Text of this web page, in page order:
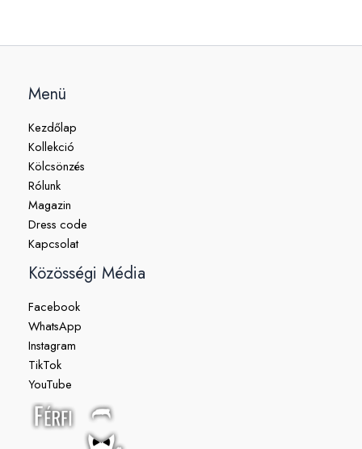
Menü
Kezdőlap
Kollekció
Kölcsönzés
Rólunk
Magazin
Dress code
Kapcsolat
Közösségi Média
Facebook
WhatsApp
Instagram
TikTok
YouTube